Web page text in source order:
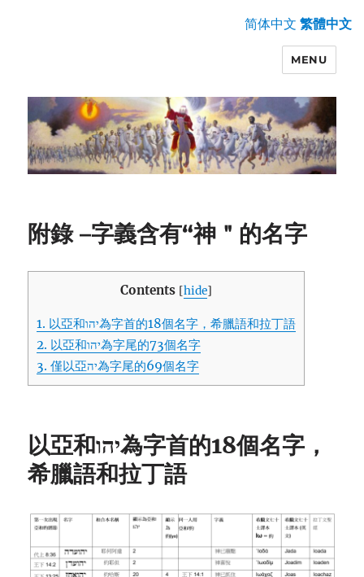
MENU
附錄 –字義含有“神＂的名字
Contents [hide]
1.
以亞和יהו為字首的18個名字，希臘語和拉丁語
2.
以亞和יהו為字尾的73個名字
3.
僅以亞יה為字尾的69個名字
以亞和יהו為字首的18個名字，
希臘語和拉丁語
简体中文 繁體中文